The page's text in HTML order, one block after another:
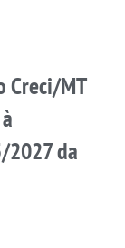
Creci/MT
2027 da